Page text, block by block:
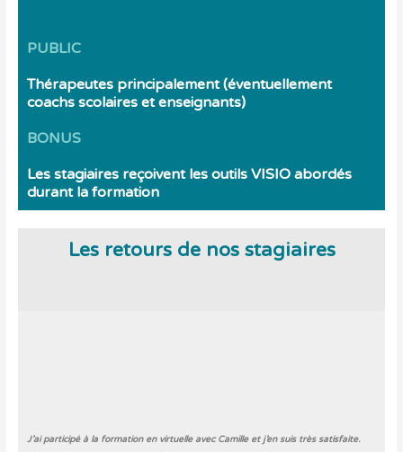
PUBLIC
Thérapeutes principalement (éventuellement
coachs scolaires et enseignants)
BONUS
Les stagiaires reçoivent les outils VISIO abordés
durant la formation
Les retours de nos stagiaires
J’ai participé à la formation en virtuelle avec Camille et j’en suis très satisfaite.